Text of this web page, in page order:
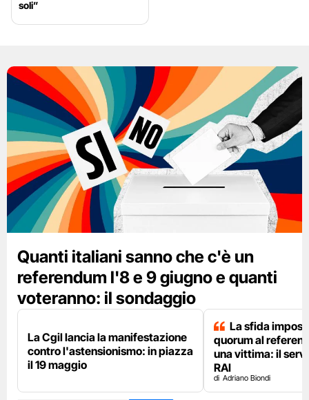
soli”
Quanti italiani sanno che c'è un
referendum l'8 e 9 giugno e quanti
voteranno: il sondaggio
La Cgil lancia la manifestazione
contro l'astensionismo: in piazza
il 19 maggio
La sfida
quorum al
una vittima: il
RAI
Adriano Biondi